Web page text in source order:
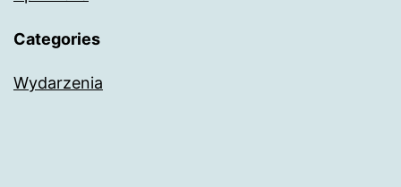
Categories
Wydarzenia